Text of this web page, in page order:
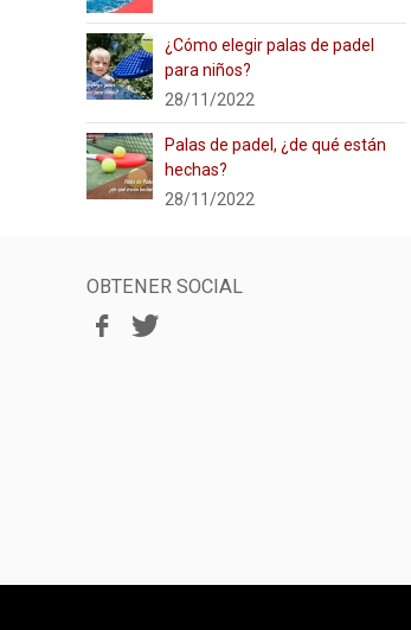
¿Cómo elegir palas de padel
para niños?
28/11/2022
Palas de padel, ¿de qué están
hechas?
28/11/2022
OBTENER SOCIAL